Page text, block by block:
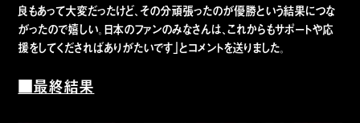
良もあって大変だったけど、その分頑張ったのが優勝という結果につな
がったので嬉しい。日本のファンのみなさんは、これからもサポートや応
援をしてくださればありがたいです」とコメントを送りました。
■最終結果